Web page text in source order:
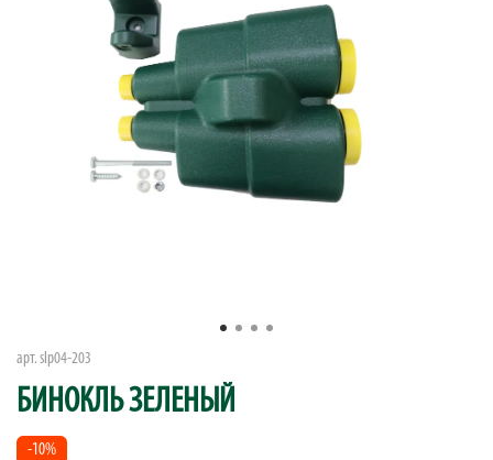
арт. slp04-203
БИНОКЛЬ ЗЕЛЕНЫЙ
-10%